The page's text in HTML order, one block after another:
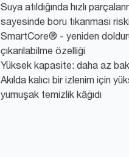
Suya atıldığında hızlı
sayesinde boru tıkanması
SmartCore® - yeniden
çıkarılabilme özelliği
Yüksek kapasite: daha az
Akılda kalıcı bir izlenim için
yumuşak temizlik kâğıdı